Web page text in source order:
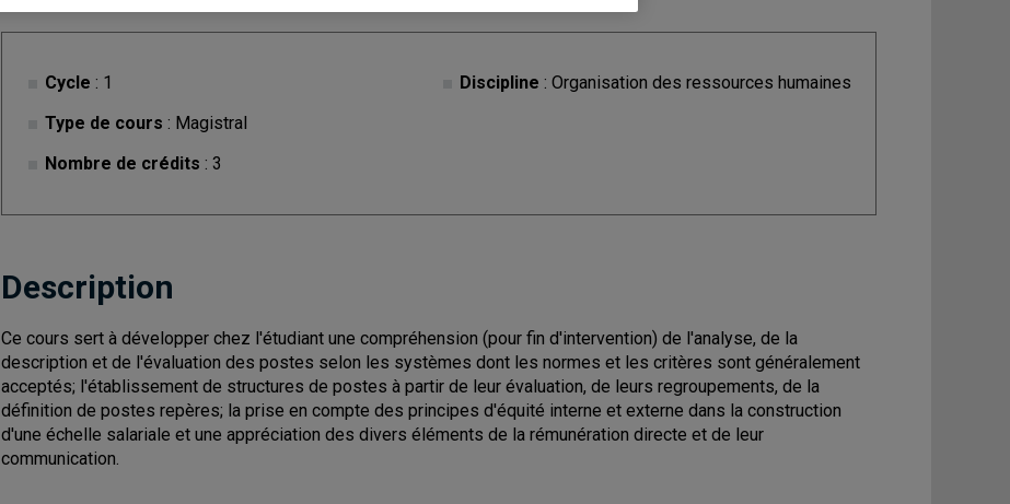
Cycle : 1
Type de cours : Magistral
Nombre de crédits : 3
Discipline : Organisation des ressources humaines
Description
Ce cours sert à développer chez l'étudiant une compréhension (pour fin d'intervention) de l'analyse, de la
description et de l'évaluation des postes selon les systèmes dont les normes et les critères sont généralement
acceptés; l'établissement de structures de postes à partir de leur évaluation, de leurs regroupements, de la
définition de postes repères; la prise en compte des principes d'équité interne et externe dans la construction
d'une échelle salariale et une appréciation des divers éléments de la rémunération directe et de leur
communication.